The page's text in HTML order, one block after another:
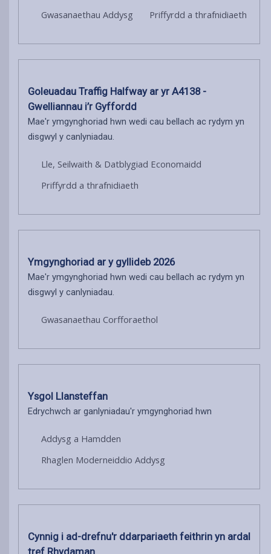
Gwasanaethau Addysg
Priffyrdd a thrafnidiaeth
Goleuadau Traffig Halfway ar yr A4138 -
Gwelliannau i’r Gyffordd
Mae'r ymgynghoriad hwn wedi cau bellach ac rydym yn
disgwyl y canlyniadau.
Lle, Seilwaith & Datblygiad Economaidd
Priffyrdd a thrafnidiaeth
Ymgynghoriad ar y gyllideb 2026
Mae'r ymgynghoriad hwn wedi cau bellach ac rydym yn
disgwyl y canlyniadau.
Gwasanaethau Corfforaethol
Ysgol Llansteffan
Edrychwch ar ganlyniadau'r ymgynghoriad hwn
Addysg a Hamdden
Rhaglen Moderneiddio Addysg
Cynnig i ad-drefnu'r ddarpariaeth feithrin yn ardal
tref Rhydaman